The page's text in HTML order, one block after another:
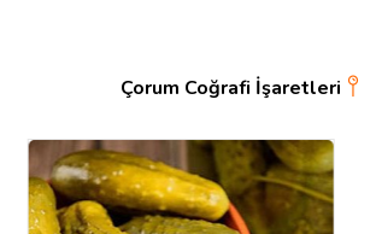
Çorum Coğrafi İşaretleri